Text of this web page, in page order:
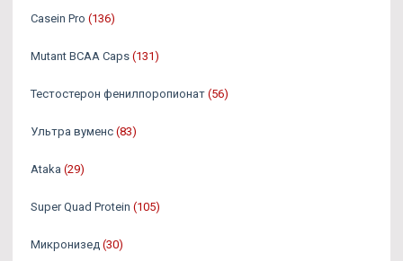
Casein Pro (136)
Mutant BCAA Caps (131)
Тестостерон фенилпоропионат (56)
Ультра вуменс (83)
Ataka (29)
Super Quad Protein (105)
Микронизед (30)